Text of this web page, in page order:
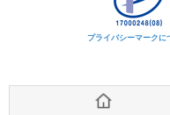
プライバシーマークに